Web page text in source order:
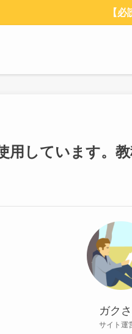
【
用しています。
ガク
サイト運